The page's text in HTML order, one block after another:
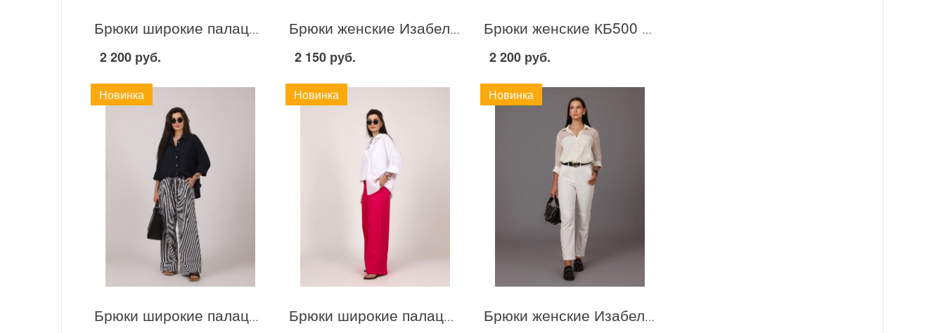
Брюки широкие палаццо. С070 Бежевый
2 200 руб.
Брюки женские Изабель С045 Бежевый
2 150 руб.
Брюки женские КБ500 Черный
2 200 руб.
Новинка
Брюки широкие палаццо. С070 Черный
Новинка
Брюки широкие палаццо. С070 Фуксия
Новинка
Брюки женские Изабель С045 Белый